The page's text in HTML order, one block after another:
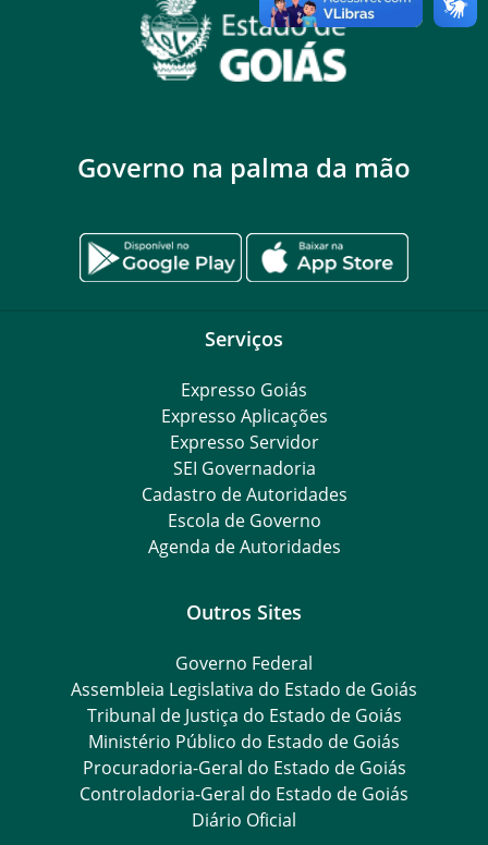
Governo na palma da mão
Serviços
Expresso Goiás
Expresso Aplicações
Expresso Servidor
SEI Governadoria
Cadastro de Autoridades
Escola de Governo
Agenda de Autoridades
Outros Sites
Governo Federal
Assembleia Legislativa do Estado de Goiás
Tribunal de Justiça do Estado de Goiás
Ministério Público do Estado de Goiás
Procuradoria-Geral do Estado de Goiás
Controladoria-Geral do Estado de Goiás
Diário Oficial